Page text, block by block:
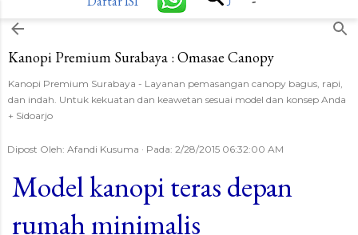
Langsung ke konten utama
Kanopi Premium Surabaya : Omasae Canopy
Kanopi Premium Surabaya - Layanan pemasangan canopy bagus, rapi,
dan indah. Untuk kekuatan dan keawetan sesuai model dan konsep Anda
+ Sidoarjo
Dipost Oleh: Afandi Kusuma Pada: 2/28/2015 06:32:00 AM
Model kanopi teras depan
rumah minimalis